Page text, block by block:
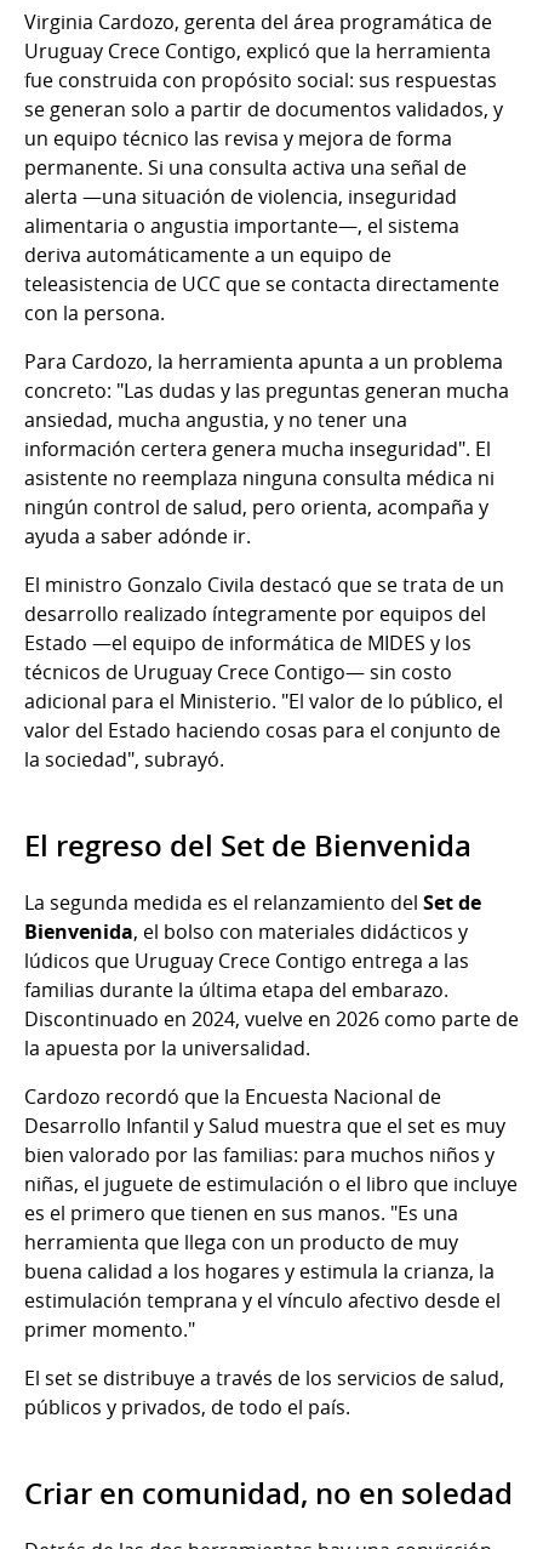
Virginia Cardozo, gerenta del área programática de
Uruguay Crece Contigo, explicó que la herramienta
fue construida con propósito social: sus respuestas
se generan solo a partir de documentos validados, y
un equipo técnico las revisa y mejora de forma
permanente. Si una consulta activa una señal de
alerta —una situación de violencia, inseguridad
alimentaria o angustia importante—, el sistema
deriva automáticamente a un equipo de
teleasistencia de UCC que se contacta directamente
con la persona.
Para Cardozo, la herramienta apunta a un problema
concreto: "Las dudas y las preguntas generan mucha
ansiedad, mucha angustia, y no tener una
información certera genera mucha inseguridad". El
asistente no reemplaza ninguna consulta médica ni
ningún control de salud, pero orienta, acompaña y
ayuda a saber adónde ir.
El ministro Gonzalo Civila destacó que se trata de un
desarrollo realizado íntegramente por equipos del
Estado —el equipo de informática de MIDES y los
técnicos de Uruguay Crece Contigo— sin costo
adicional para el Ministerio. "El valor de lo público, el
valor del Estado haciendo cosas para el conjunto de
la sociedad", subrayó.
El regreso del Set de Bienvenida
La segunda medida es el relanzamiento del Set de
Bienvenida, el bolso con materiales didácticos y
lúdicos que Uruguay Crece Contigo entrega a las
familias durante la última etapa del embarazo.
Discontinuado en 2024, vuelve en 2026 como parte de
la apuesta por la universalidad.
Cardozo recordó que la Encuesta Nacional de
Desarrollo Infantil y Salud muestra que el set es muy
bien valorado por las familias: para muchos niños y
niñas, el juguete de estimulación o el libro que incluye
es el primero que tienen en sus manos. "Es una
herramienta que llega con un producto de muy
buena calidad a los hogares y estimula la crianza, la
estimulación temprana y el vínculo afectivo desde el
primer momento."
El set se distribuye a través de los servicios de salud,
públicos y privados, de todo el país.
Criar en comunidad, no en soledad